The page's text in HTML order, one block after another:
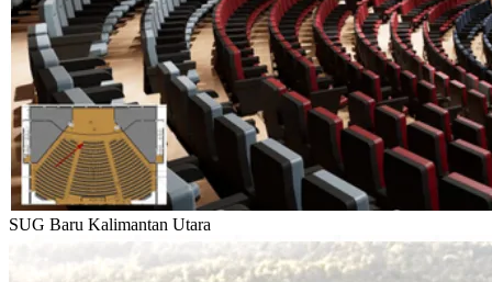
SUG Baru Kalimantan Utara